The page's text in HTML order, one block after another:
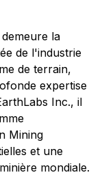
la
de l'industrie
de terrain,
expertise
Inc., il
Mining
et une
mondiale.